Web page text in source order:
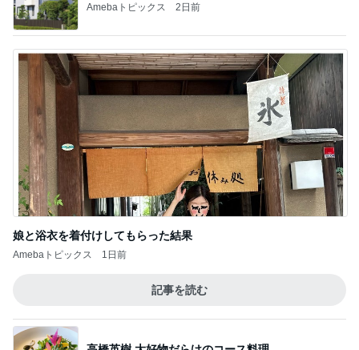
Amebaトピックス 2日前
娘と浴衣を着付けしてもらった結果
Amebaトピックス 1日前
記事を読む